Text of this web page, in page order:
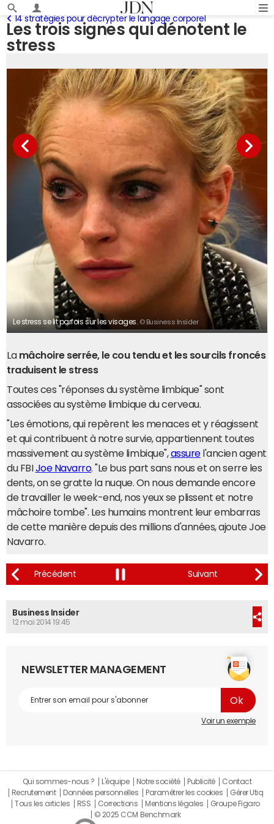
Les trois signes qui dénotent le
stress
14 stratégies pour décrypter le langage corporel
Le stress se lit parfois sur les visages. © Business Insider
La mâchoire serrée, le cou tendu et les sourcils froncés
traduisent le stress
Toutes ces "réponses du système limbique" sont
associées au système limbique du cerveau.
"Les émotions, qui repèrent les menaces et y réagissent
et qui contribuent à notre survie, appartiennent toutes
massivement au système limbique",assurel'ancien agent
du FBIJoe Navarro. "Le bus part sans nous et on serre les
dents, on se gratte la nuque. On nous demande encore
de travailler le week-end, nos yeux se plissent et notre
mâchoire tombe". Les humains montrent leur embarras
de cette manière depuis des millions d'années, ajoute Joe
Navarro.
Business Insider
12 mai 2014 19:45
NEWSLETTER MANAGEMENT
Voir un exemple
Qui sommes-nous ? L'équipe Notre société Publicité
Contact
Recrutement
Données personnelles Paramétrer les cookies
Gérer Utiq
Tous les articles
RSS Corrections Mentions légales
Groupe Figaro
© 2025 CCM Benchmark